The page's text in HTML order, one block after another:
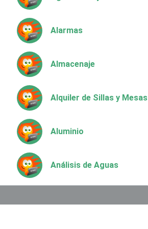
Alarmas
Almacenaje
Alquiler de Sillas y Mesas
Aluminio
Análisis de Aguas